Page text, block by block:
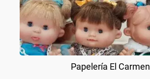
Papelería El Carmen